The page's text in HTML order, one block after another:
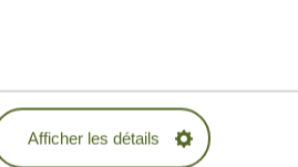
Afficher les détails